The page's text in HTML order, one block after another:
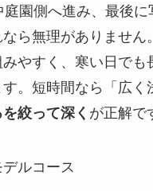
庭園側へ進み、最後に
ら無理がありません
やすく、寒い日でも
。短時間なら「広く
絞って深く が正解で
ルコース